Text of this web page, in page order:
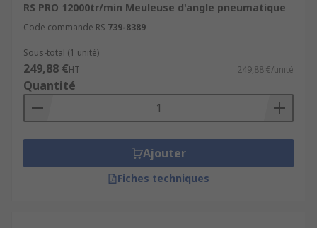
RS PRO 12000tr/min Meuleuse d'angle pneumatique
Code commande RS 739-8389
Sous-total (1 unité)
249,88 €HT 249,88 €/unité
Quantité
Ajouter
Fiches techniques